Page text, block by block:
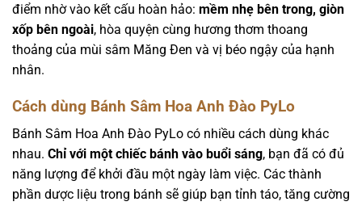
điểm nhờ vào kết cấu hoàn hảo: mềm nhẹ bên trong, giòn
xốp bên ngoài, hòa quyện cùng hương thơm thoang
thoảng của mùi sâm Măng Đen và vị béo ngậy của hạnh
nhân.
Cách dùng Bánh Sâm Hoa Anh Đào PyLo
Bánh Sâm Hoa Anh Đào PyLo có nhiều cách dùng khác
nhau. Chỉ với một chiếc bánh vào buổi sáng, bạn đã có đủ
năng lượng để khởi đầu một ngày làm việc. Các thành
phần dược liệu trong bánh sẽ giúp bạn tỉnh táo, tăng cường